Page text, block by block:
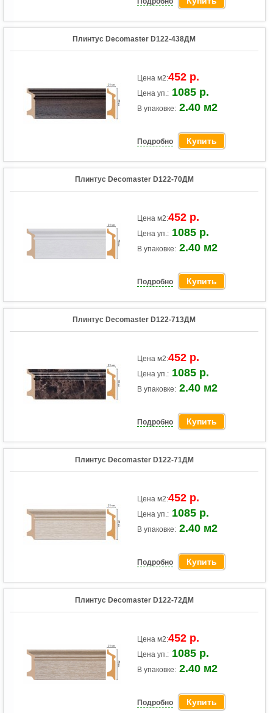
Плинтус Decomaster D122-438ДМ
Цена м2:452 р.
Цена уп.: 1085 р.
В упаковке: 2.40 м2
Подробно Купить
Плинтус Decomaster D122-70ДМ
Цена м2:452 р.
Цена уп.: 1085 р.
В упаковке: 2.40 м2
Подробно Купить
Плинтус Decomaster D122-713ДМ
Цена м2:452 р.
Цена уп.: 1085 р.
В упаковке: 2.40 м2
Подробно Купить
Плинтус Decomaster D122-71ДМ
Цена м2:452 р.
Цена уп.: 1085 р.
В упаковке: 2.40 м2
Подробно Купить
Плинтус Decomaster D122-72ДМ
Цена м2:452 р.
Цена уп.: 1085 р.
В упаковке: 2.40 м2
Подробно Купить